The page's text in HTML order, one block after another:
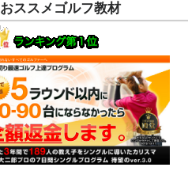
おススメゴルフ教材